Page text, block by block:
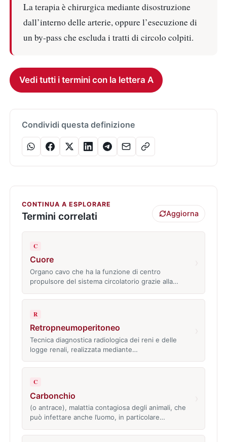
La terapia è chirurgica mediante disostruzione
dall’interno delle arterie, oppure l’esecuzione di
un by-pass che escluda i tratti di circolo colpiti.
Vedi tutti i termini con la lettera A
Condividi questa definizione
CONTINUA A ESPLORARE
Termini correlati Aggiorna
C
Cuore
Organo cavo che ha la funzione di centro
propulsore del sistema circolatorio grazie alla…
R
Retropneumoperitoneo
Tecnica diagnostica radiologica dei reni e delle
logge renali, realizzata mediante…
C
Carbonchio
(o antrace), malattia contagiosa degli animali, che
può infettare anche l’uomo, in particolare…